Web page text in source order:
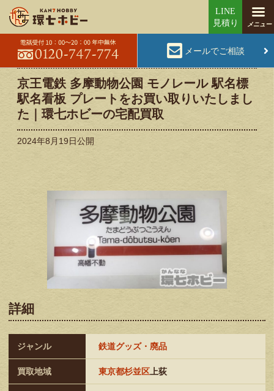
メールでご相談
京王電鉄 多摩動物公園 モノレール 駅名標
駅名看板 プレートをお買い取りいたしまし
た｜環七ホビーの宅配買取
2024年8月19日公開
詳細
ジャンル 鉄道グッズ・廃品
買取地域 東京都杉並区 上荻